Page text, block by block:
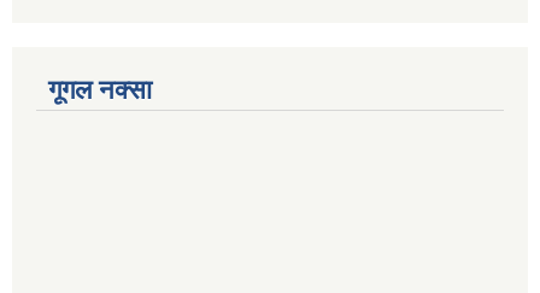
गूगल नक्सा